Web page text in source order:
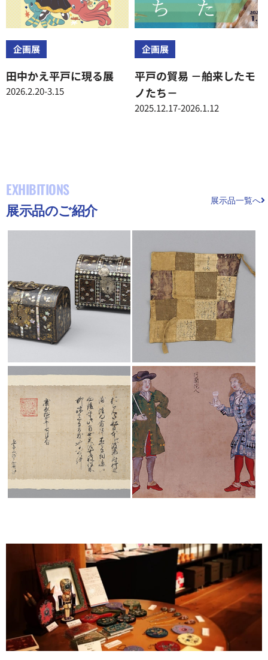
企画展
田中かえ平戸に現る展
2026.2.20-3.15
企画展
平戸の貿易 －舶来したモ
ノたち－
2025.12.17-2026.1.12
EXHIBITIONS
展示品のご紹介
展示品一覧へ